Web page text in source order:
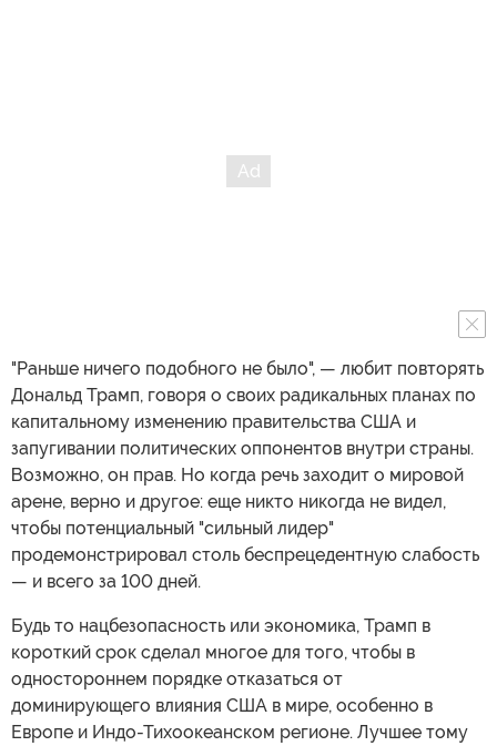
"Раньше ничего подобного не было", — любит повторять
Дональд Трамп, говоря о своих радикальных планах по
капитальному изменению правительства США и
запугивании политических оппонентов внутри страны.
Возможно, он прав. Но когда речь заходит о мировой
арене, верно и другое: еще никто никогда не видел,
чтобы потенциальный "сильный лидер"
продемонстрировал столь беспрецедентную слабость
— и всего за 100 дней.
Будь то нацбезопасность или экономика, Трамп в
короткий срок сделал многое для того, чтобы в
одностороннем порядке отказаться от
доминирующего влияния США в мире, особенно в
Европе и Индо-Тихоокеанском регионе. Лучшее тому